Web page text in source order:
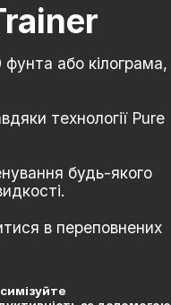
або кілограма,
технології Pure
будь-якого
в переповнених